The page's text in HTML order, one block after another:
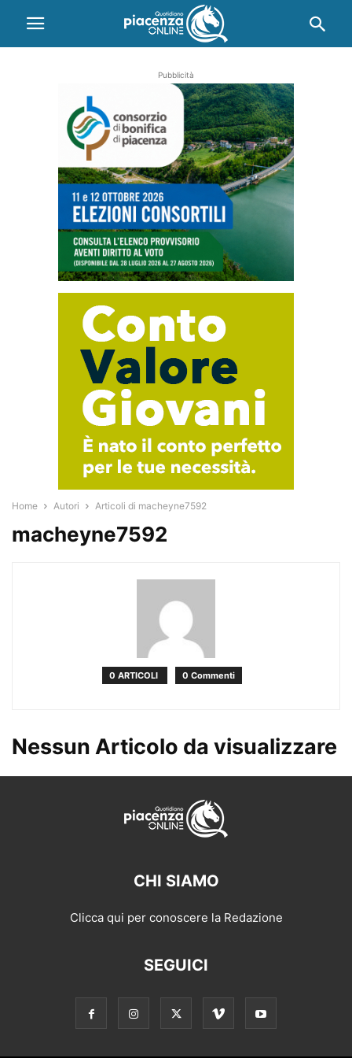
Pubblicità
Home Autori Articoli di macheyne7592
macheyne7592
0 ARTICOLI 0 Commenti
Nessun Articolo da visualizzare
CHI SIAMO
Clicca qui per conoscere la Redazione
SEGUICI